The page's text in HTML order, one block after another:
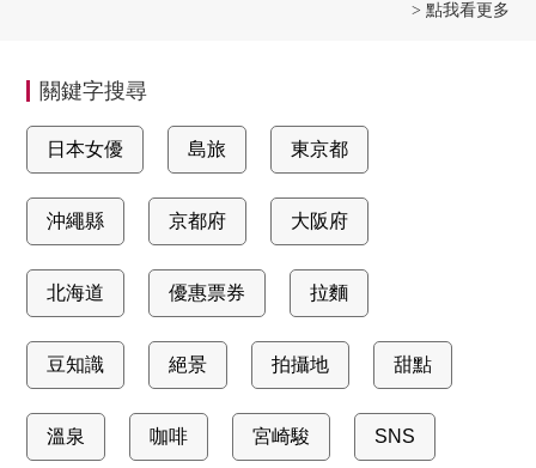
> 點我看更多
關鍵字搜尋
日本女優 島旅 東京都
沖繩縣 京都府 大阪府
北海道 優惠票券 拉麵
豆知識 絕景 拍攝地 甜點
溫泉 咖啡 宮崎駿 SNS